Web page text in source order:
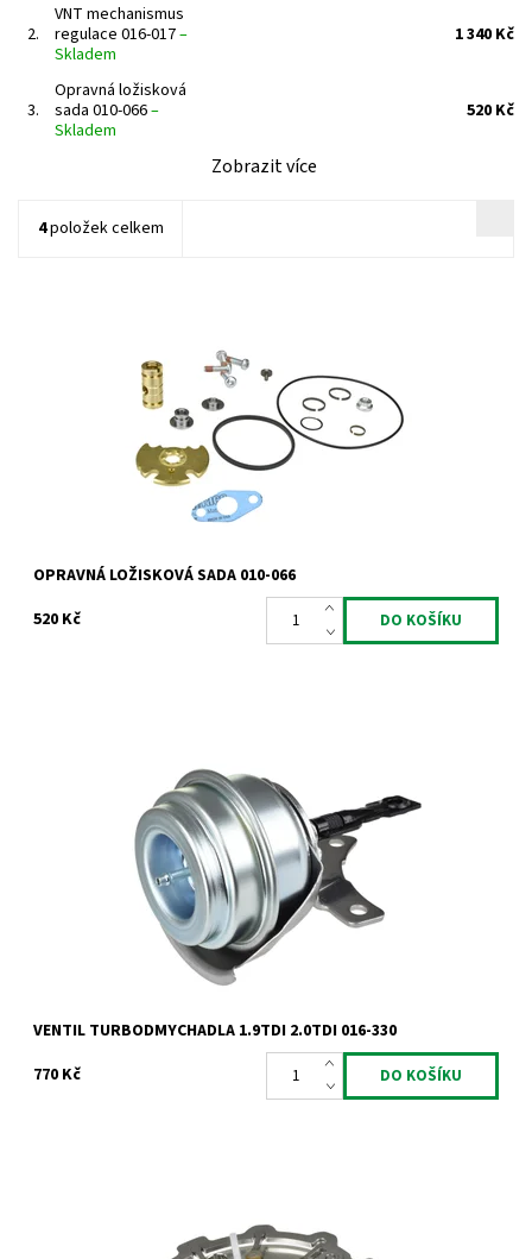
2.
VNT mechanismus
regulace 016-017–
Skladem
1 340 Kč
3.
Opravná ložisková
sada 010-066–
Skladem
520 Kč
Zobrazit více
4položek celkem
Skladem
741
Jrone
2 roky
OPRAVNÁ LOŽISKOVÁ SADA 010-066
520 Kč
Actuator - ventil turbodmychadla Garrett 1.9TDi 2.0TDi 66kW
74kW 77kW 81kW 85kW 96kW 100kW 103kW 110kW.
Skladem
819
Jrone
2 roky
VENTIL TURBODMYCHADLA 1.9TDI 2.0TDI 016-330
770 Kč
VNT mechanismus regulace pro motory 1.9 2.0TDi 1.9dCi 1.9JTD.